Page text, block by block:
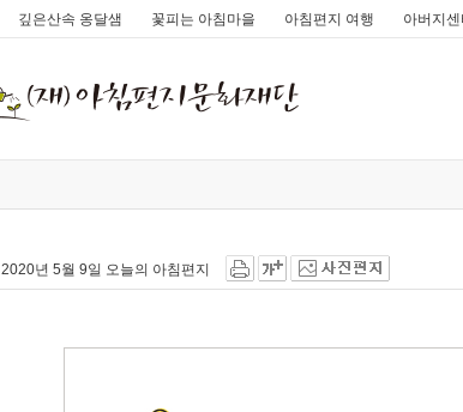
깊은산속 옹달샘 꽃피는 아침마을 아침편지 여행 아버지센
2020년 5월 9일 오늘의 아침편지